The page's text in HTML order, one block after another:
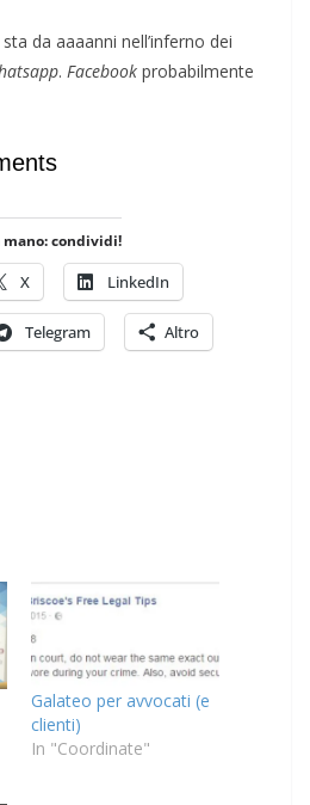
da aaaanni nell’inferno dei
. Facebook probabilmente
condividi!
X LinkedIn
Telegram Altro
Galateo per avvocati (e
clienti)
In "Coordinate"